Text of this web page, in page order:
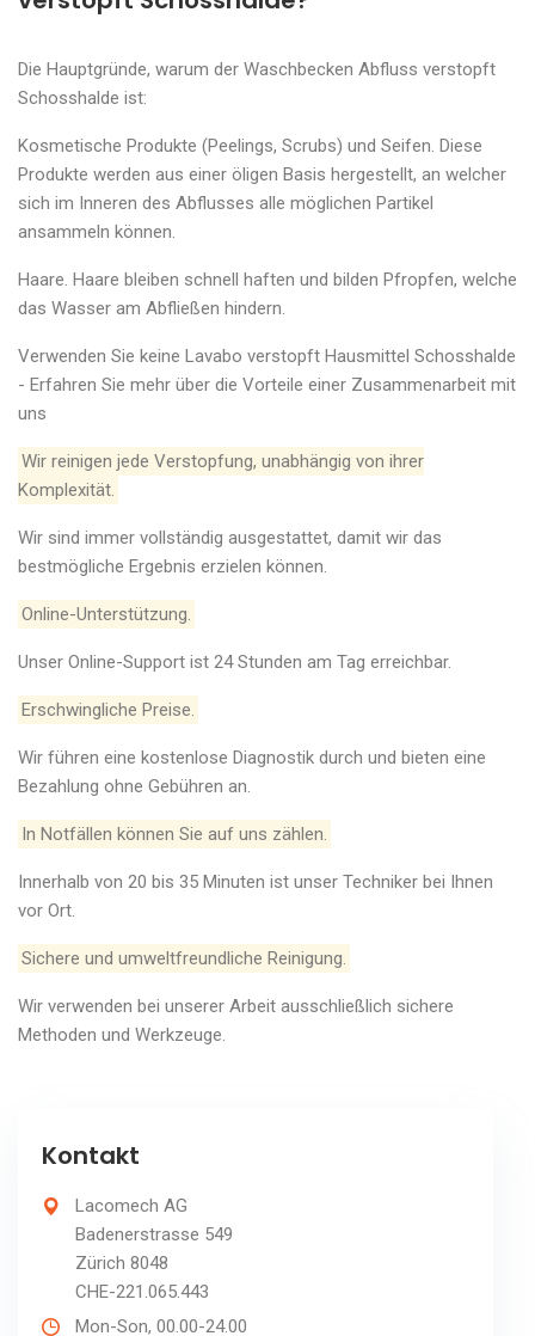
Die Hauptgründe, warum der Waschbecken Abfluss verstopft
Schosshalde ist:
Kosmetische Produkte (Peelings, Scrubs) und Seifen. Diese
Produkte werden aus einer öligen Basis hergestellt, an welcher
sich im Inneren des Abflusses alle möglichen Partikel
ansammeln können.
Haare. Haare bleiben schnell haften und bilden Pfropfen, welche
das Wasser am Abfließen hindern.
Verwenden Sie keine Lavabo verstopft Hausmittel Schosshalde
- Erfahren Sie mehr über die Vorteile einer Zusammenarbeit mit
uns
Wir reinigen jede Verstopfung, unabhängig von ihrer
Komplexität.
Wir sind immer vollständig ausgestattet, damit wir das
bestmögliche Ergebnis erzielen können.
Online-Unterstützung.
Unser Online-Support ist 24 Stunden am Tag erreichbar.
Erschwingliche Preise.
Wir führen eine kostenlose Diagnostik durch und bieten eine
Bezahlung ohne Gebühren an.
In Notfällen können Sie auf uns zählen.
Innerhalb von 20 bis 35 Minuten ist unser Techniker bei Ihnen
vor Ort.
Sichere und umweltfreundliche Reinigung.
Wir verwenden bei unserer Arbeit ausschließlich sichere
Methoden und Werkzeuge.
Kontakt
Lacomech AG
Badenerstrasse 549
Zürich 8048
CHE-221.065.443
Mon-Son, 00.00-24.00